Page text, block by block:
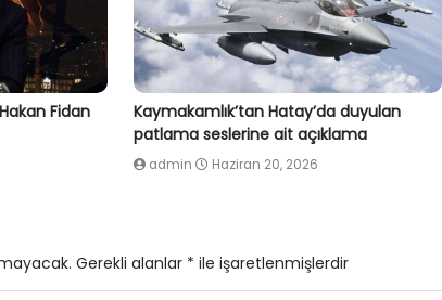
Fidan
Kaymakamlık’tan Hatay’da duyulan
patlama seslerine ait açıklama
admin Haziran 20, 2026
Gerekli alanlar * ile işaretlenmişlerdir